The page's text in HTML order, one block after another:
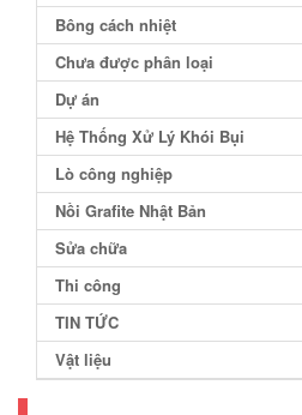
Bông cách nhiệt
Chưa được phân loại
Dự án
Hệ Thống Xử Lý Khói Bụi
Lò công nghiệp
Nồi Grafite Nhật Bản
Sửa chữa
Thi công
TIN TỨC
Vật liệu